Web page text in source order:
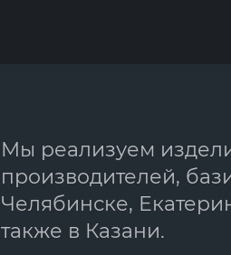
Мы реализуем
производителей,
Челябинске,
также в Казани.